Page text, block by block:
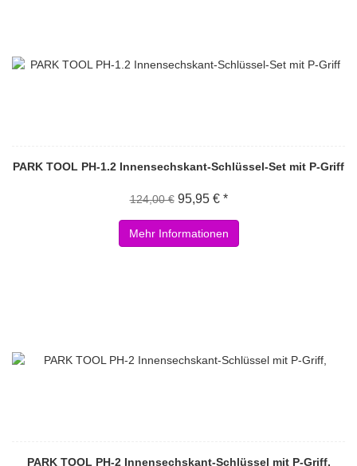
PARK TOOL PH-1.2 Innensechskant-Schlüssel-Set mit P-Griff
124,00 € 95,95 € *
Mehr Informationen
PARK TOOL PH-2 Innensechskant-Schlüssel mit P-Griff,